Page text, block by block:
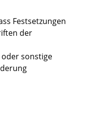
Festsetzungen
der
sonstige